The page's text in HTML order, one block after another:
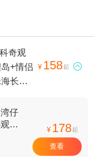
奇观
+情侣
长隆
说·相
湾夜游
¥ 158起 
仔
港
¥ 178起
查看